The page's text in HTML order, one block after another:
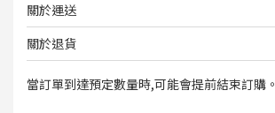
關於運送
關於退貨
當訂單到達預定數量時,可能會提前結束訂購。